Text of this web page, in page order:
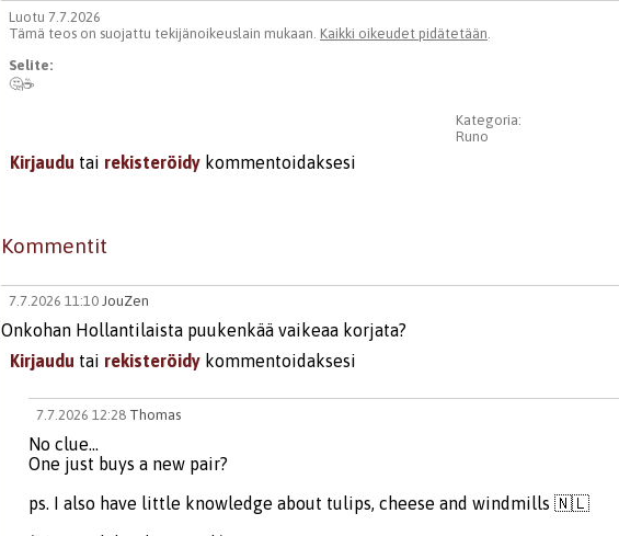
Luotu 7.7.2026
Tämä teos on suojattu tekijänoikeuslain mukaan. Kaikki oikeudet pidätetään.
Selite:
🤔☕️
Kategoria:
Runo
Kirjaudu tai rekisteröidy kommentoidaksesi
Kommentit
7.7.2026 11:10 JouZen
Onkohan Hollantilaista puukenkää vaikeaa korjata?
Kirjaudu tai rekisteröidy kommentoidaksesi
7.7.2026 12:28 Thomas
No clue...
One just buys a new pair?
ps. I also have little knowledge about tulips, cheese and windmills 🇳🇱